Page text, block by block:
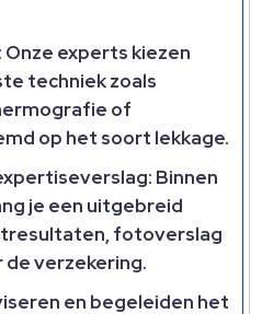
Onze experts kiezen
techniek zoals
of
op het soort lekkage.
Binnen
je een uitgebreid
fotoverslag
verzekering.
en begeleiden het